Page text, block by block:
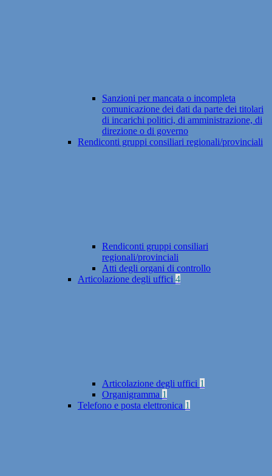
Sanzioni per mancata o incompleta
comunicazione dei dati da parte dei titolari
di incarichi politici, di amministrazione, di
direzione o di governo
Rendiconti gruppi consiliari regionali/provinciali
Rendiconti gruppi consiliari
regionali/provinciali
Atti degli organi di controllo
Articolazione degli uffici 4
Articolazione degli uffici 1
Organigramma 1
Telefono e posta elettronica 1